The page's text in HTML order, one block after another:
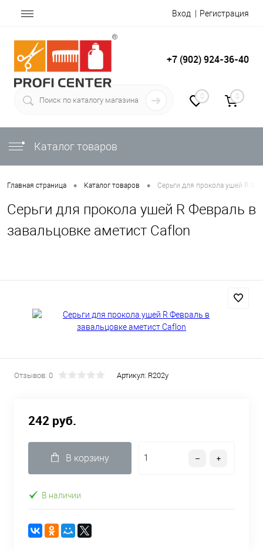
Вход Регистрация
+7 (902) 924-36-40
0 0
Каталог товаров
Главная страница • Каталог товаров • Серьги для прокола ушей R
Серьги для прокола ушей R Февраль в
завальцовке аметист Caflon
Отзывов: 0 Артикул: R202y
242 руб.
В корзину
В наличии